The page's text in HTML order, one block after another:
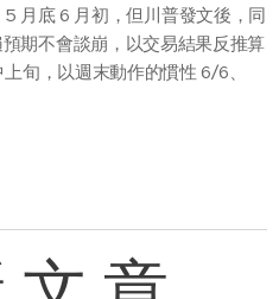
月底 6 月初，但川普發文後，同
期不會談崩，以交易結果反推算
旬，以週末動作的慣性 6/6、